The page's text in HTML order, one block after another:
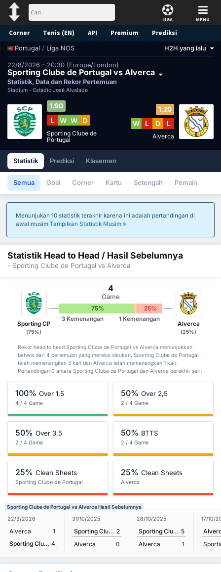
LIGA MENU
Corner Tenis (EN) API Premium Prediksi
Portugal / Liga NOS H2H yang lalu
22/8/2026 - 20:30 (Europe/London)
Sporting Clube de Portugal vs Alverca
Statistik, Data dan Rekor Pertemuan
Stadium - Estádio José Alvalade
1.90
L W W D
Sporting Clube de
Portugal
1.20
W L D L
Alverca
Statistik Prediksi Klasemen
Semua Goal Corner Kartu Setengah Pemain
Menunjukan 10 statistik terakhir karena ini adalah pertandingan di
awal musim Tampilkan Statistik Musim
Statistik Head to Head / Hasil Sebelumnya
- Sporting Clube de Portugal vs Alverca
Sporting CP
(75%)
4
Game
75% 0%25%
3 Kemenangan 1 Kemenangan
Alverca
(25%)
Rekor head to head Sporting Clube de Portugal vs Alverca menunjukkan
bahwa dari 4 pertemuan yang mereka lakukan, Sporting Clube de Portugal
telah memenangkan 3 kali dan Alverca telah memenangkan 1 kali.
Pertandingan 0 antara Sporting Clube de Portugal dan Alverca berakhir seri.
100% Over 1,5
4 / 4 Game
50% Over 2,5
2 / 4 Game
50% Over 3,5
2 / 4 Game
50% BTTS
2 / 4 Game
25% Clean Sheets
Sporting Clube de Portugal
25% Clean Sheets
Alverca
Sporting Clube de Portugal vs Alverca Hasil Sebelumnya
22/3/2026
Alverca
1
Sporting Clube de Portugal 4
31/10/2025
Sporting Clube de Portugal 2
Alverca
0
28/10/2025
Sporting Clube de Portugal 5
Alverca
1
17/10/